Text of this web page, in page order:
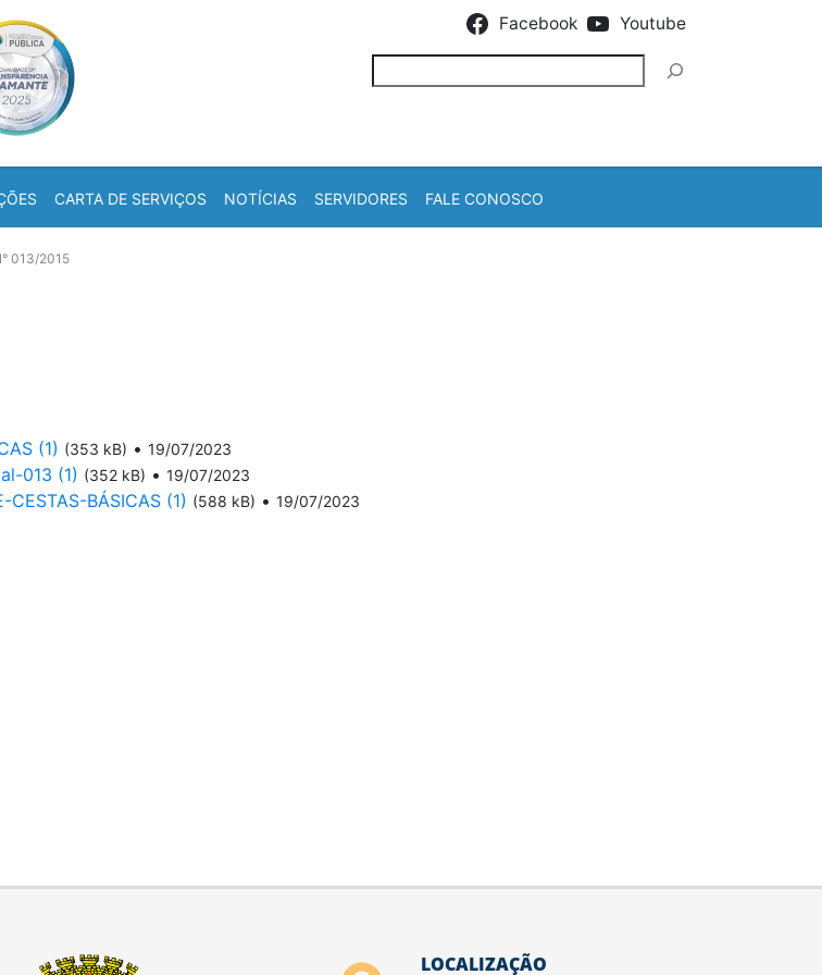
Facebook Youtube
CARTA DE SERVIÇOS NOTÍCIAS SERVIDORES FALE CONOSCO
013/2015
(1) (353 kB) • 19/07/2023
013 (1) (352 kB) • 19/07/2023
BÁSICAS (1) (588 kB) • 19/07/2023
LOCALIZAÇÃO